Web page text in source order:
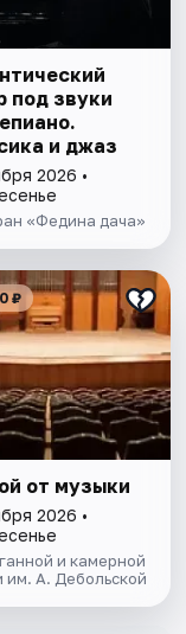
под звуки
и джаз
2026 •
«Федина дача»
₽
от музыки
2026 •
и камерной
им. А. Дебольской